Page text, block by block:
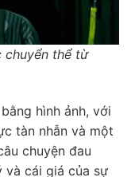
chuyển thể từ
hình ảnh, với
tàn nhẫn và một
chuyện đau
và cái giá của sự